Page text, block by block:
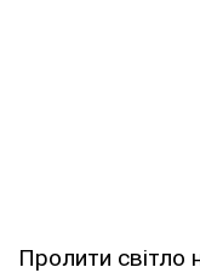
Пролити світло